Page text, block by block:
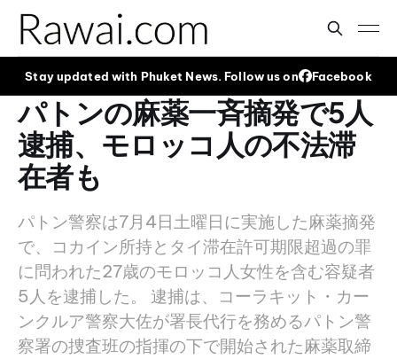
Stay updated with Phuket News. Follow us on Facebook
パトンの麻薬一斉摘発で5人
逮捕、モロッコ人の不法滞
在者も
パトン警察は7月4日土曜日に実施した麻薬摘発
で、コカイン所持とタイ滞在許可期限超過の罪
に問われた27歳のモロッコ人女性を含む容疑者
5人を逮捕した。 逮捕は、コーラキット・カー
ンクルア警察大佐が署長代行を務めるパトン警
察署の捜査班の指揮の下で開始された麻薬取締